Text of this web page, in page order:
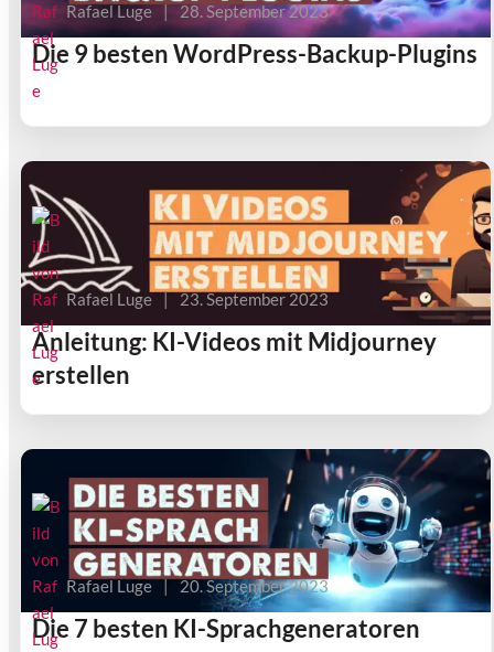
Die 9 besten WordPress-Backup-Plugins
Rafael Luge 28. September 2023
Anleitung: KI-Videos mit Midjourney
erstellen
Rafael Luge | 23. September 2023
Die 7 besten KI-Sprachgeneratoren
Rafael Luge | 20. September 2023